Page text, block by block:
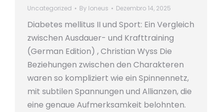
Uncategorized By loneus Dezembro 14, 2025
Diabetes mellitus II und Sport: Ein Vergleich
zwischen Ausdauer- und Krafttraining
(German Edition) , Christian Wyss Die
Beziehungen zwischen den Charakteren
waren so kompliziert wie ein Spinnennetz,
mit subtilen Spannungen und Allianzen, die
eine genaue Aufmerksamkeit belohnten.